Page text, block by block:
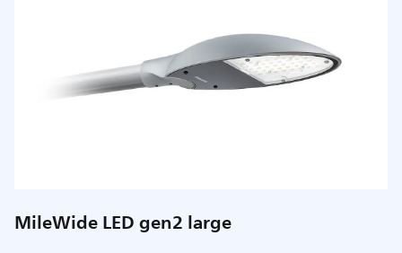
MileWide LED gen2 large